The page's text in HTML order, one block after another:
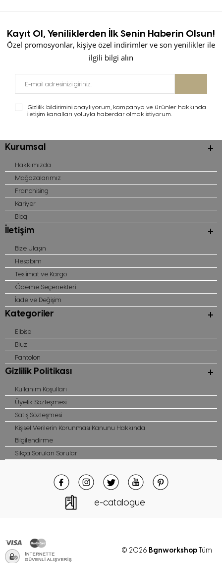
Kayıt Ol, Yeniliklerden İlk Senin Haberin Olsun!
Özel promosyonlar, kişiye özel indirimler ve son yenilikler ile
ilgili bilgi alın
Gizlilik bildirimini onaylıyorum, kampanya ve ürünler hakkında
iletişim kanalları yoluyla haberdar olmak istiyorum.
Kurumsal
Hakkımızda
Mağazalarımız
Franchising
Kariyer
Blog
İletişim
Bize Ulaşın
Hesabım
Teslimat ve Kargo
Ödeme Seçenekleri
İade ve Değişim
Kategoriler
Elbise
Bluz
Pantolon
Gizlilik Politikası
Kullanım Koşulları
Üyelik Sözleşmesi
Satış Sözleşmesi
Kişisel Verilerin Korunması Kanunu Hakkında
Bilgilendirme
Sıkça Sorulan Sorular
e-catalogue
© 2026 BgnworkshopTüm